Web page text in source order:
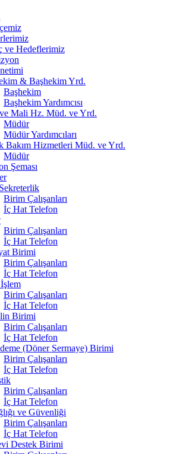
ve Hedeflerimiz
& Başhekim Yrd.
Başhekim
Başhekim Yardımcısı
Mali Hz. Müd. ve Yrd.
Müdür
Müdür Yardımcıları
Bakım Hizmetleri Müd. ve Yrd.
Müdür
Şeması
Birim Çalışanları
İç Hat Telefon
Birim Çalışanları
İç Hat Telefon
Birimi
Birim Çalışanları
İç Hat Telefon
Birim Çalışanları
İç Hat Telefon
Birimi
Birim Çalışanları
İç Hat Telefon
(Döner Sermaye) Birimi
Birim Çalışanları
İç Hat Telefon
Birim Çalışanları
İç Hat Telefon
ve Güvenliği
Birim Çalışanları
İç Hat Telefon
Destek Birimi